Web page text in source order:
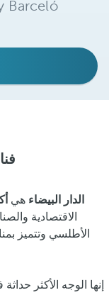
الدار البيضاء هي
الاقتصادية
الأطلسي وتتميز
إنها الوجه الأكثر